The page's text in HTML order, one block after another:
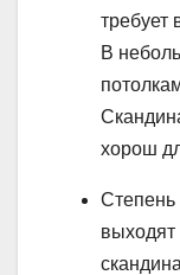
требует
В
хорош
Степень
выходят